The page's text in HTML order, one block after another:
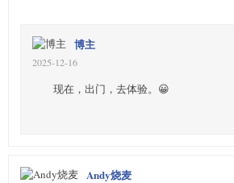
博主
2025-12-16
现在，出门，去体验。😀
Andy烧麦